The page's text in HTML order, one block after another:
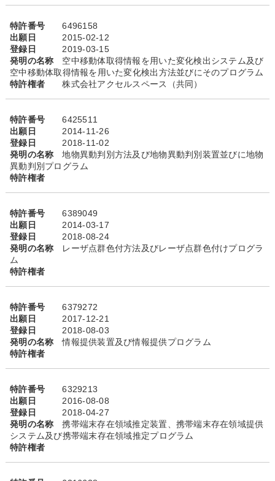
特許番号
6496158
出願日
2015-02-12
登録日
2019-03-15
発明の名称
空中移動体取得情報を用いた変化検出システム及び
空中移動体取得情報を用いた変化検出方法並びにそのプログラム
特許権者
株式会社アクセルスペース（共同）
特許番号
6425511
出願日
2014-11-26
登録日
2018-11-02
発明の名称
地物異動判別方法及び地物異動判別装置並びに地物
異動判別プログラム
特許権者
特許番号
6389049
出願日
2014-03-17
登録日
2018-08-24
発明の名称
レーザ点群色付方法及びレーザ点群色付けプログラ
ム
特許権者
特許番号
6379272
出願日
2017-12-21
登録日
2018-08-03
発明の名称
情報提供装置及び情報提供プログラム
特許権者
特許番号
6329213
出願日
2016-08-08
登録日
2018-04-27
発明の名称
携帯端末存在領域推定装置、携帯端末存在領域提供
システム及び携帯端末存在領域推定プログラム
特許権者